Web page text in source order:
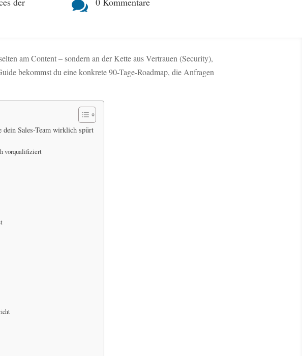

am Content – sondern an der Kette aus Vertrauen (Security),
bekommst du eine konkrete 90-Tage-Roadmap, die Anfragen
Sales-Team wirklich spürt
vorqualifiziert